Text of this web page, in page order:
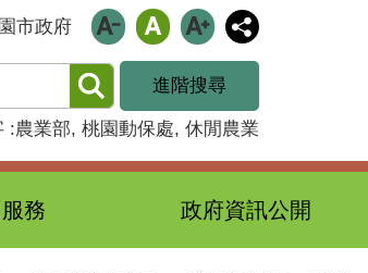
市政府
進階搜尋
農業部 桃園動保處 休閒農業
務 政府資訊公開